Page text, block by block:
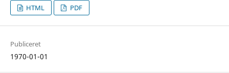
HTML PDF
Publiceret
1970-01-01